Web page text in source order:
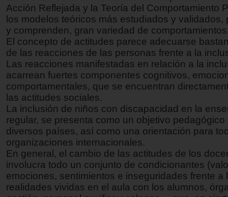
Acción Reflejada y la Teoría del Comportamiento
los modelos teóricos más estudiados y validados,
y comprenden, gran variedad de
El concepto de actitudes parece adecuarse
de las reacciones de las personas frente a la
Las reacciones manifestadas en relación a la
acarrean fuertes componentes cognitivos,
comportamentales, que se encuentran
las actitudes sociales.
La inclusión de niños con discapacidad en la
regular, se presenta como un objetivo
diversos países, así como una orientación para
organizaciones internacionales.
En general, el cambio de las actitudes de los
involucra todo un conjunto de condicionantes
emociones, sentimientos e inseguridades frente a
realidades vividas en el aula con los alumnos,